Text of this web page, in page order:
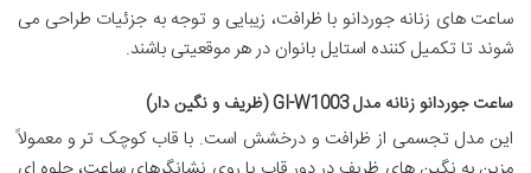
ساعت های زنانه جوردانو با ظرافت، زیبایی و توجه به جزئیات طراحی می
شوند تا تکمیل کننده استایل بانوان در هر موقعیتی باشند.
ساعت جوردانو زنانه مدل GI-W1003 (ظریف و نگین دار)
این مدل تجسمی از ظرافت و درخشش است. با قاب کوچک تر و معمولاً